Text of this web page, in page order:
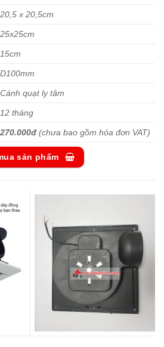
20,5 x 20,5cm
25x25cm
15cm
D100mm
Cánh quạt ly tâm
12 tháng
270.000đ(chưa bao gồm hóa đơn VAT)
sản phẩm